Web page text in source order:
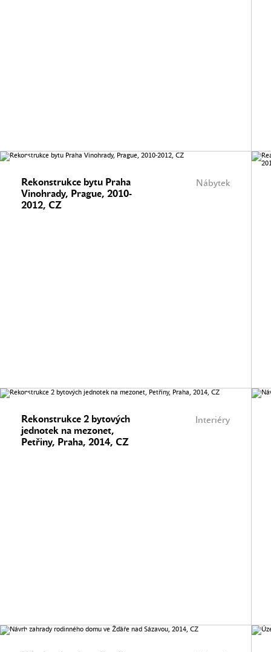
Nábytek
Rekonstrukce bytu Praha
Vinohrady, Prague, 2010-
2012, CZ
Interiéry
Rekonstrukce 2 bytových
jednotek na mezonet,
Petřiny, Praha, 2014, CZ